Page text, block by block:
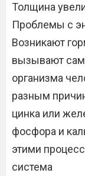
Толщина
Проблемы с
Возникают
вызывают
организма
разным
цинка или
фосфора и
этими
система